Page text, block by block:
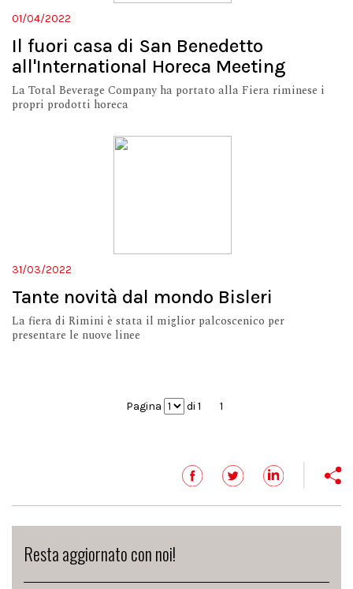
01/04/2022
Il fuori casa di San Benedetto
all'International Horeca Meeting
La Total Beverage Company ha portato alla Fiera riminese i
propri prodotti horeca
31/03/2022
Tante novità dal mondo Bisleri
La fiera di Rimini è stata il miglior palcoscenico per
presentare le nuove linee
Pagina di 1 1
Resta aggiornato con noi!